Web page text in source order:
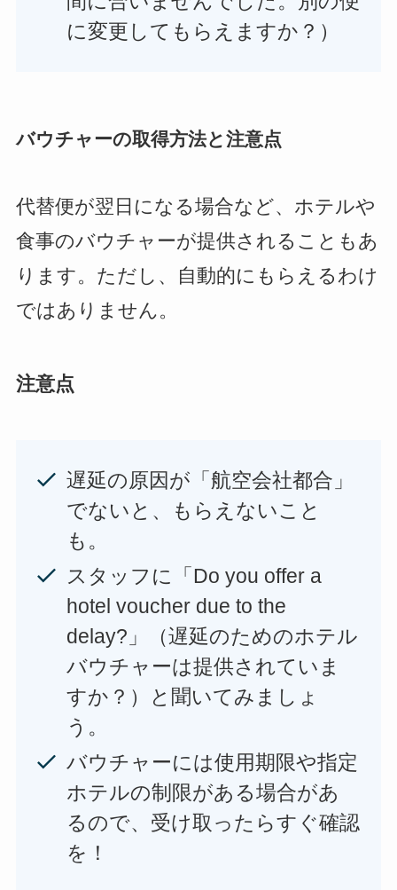
に変更してもらえますか？）
バウチャーの取得方法と注意点
代替便が翌日になる場合など、ホテルや
食事のバウチャーが提供されることもあ
ります。ただし、自動的にもらえるわけ
ではありません。
注意点
遅延の原因が「航空会社都合」
でないと、もらえないこと
も。
スタッフに「Do you offer a
hotel voucher due to the
delay?」（遅延のためのホテル
バウチャーは提供されていま
すか？）と聞いてみましょ
う。
バウチャーには使用期限や指定
ホテルの制限がある場合があ
るので、受け取ったらすぐ確認
を！